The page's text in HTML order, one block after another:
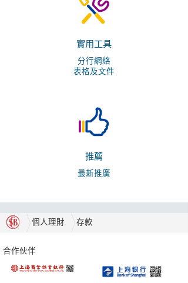
實用工具
分行網絡
表格及文件
推薦
最新推廣
個人理財 存款
合作伙伴